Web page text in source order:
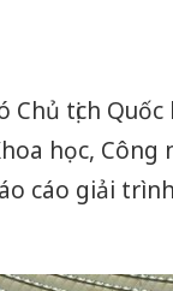
Chủ tịch
học,
cáo giải